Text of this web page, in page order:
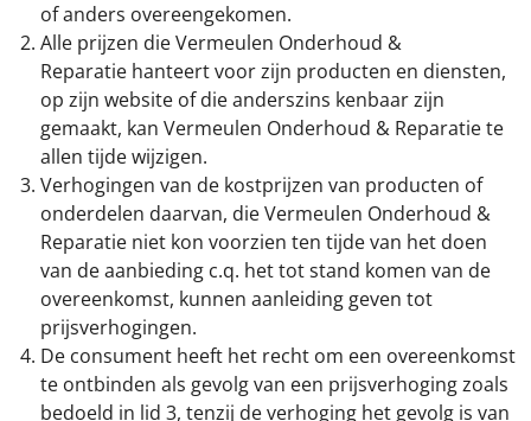
of anders overeengekomen.
Alle prijzen die Vermeulen Onderhoud &
Reparatie hanteert voor zijn producten en diensten,
op zijn website of die anderszins kenbaar zijn
gemaakt, kan Vermeulen Onderhoud & Reparatie te
allen tijde wijzigen.
Verhogingen van de kostprijzen van producten of
onderdelen daarvan, die Vermeulen Onderhoud &
Reparatie niet kon voorzien ten tijde van het doen
van de aanbieding c.q. het tot stand komen van de
overeenkomst, kunnen aanleiding geven tot
prijsverhogingen.
De consument heeft het recht om een overeenkomst
te ontbinden als gevolg van een prijsverhoging zoals
bedoeld in lid 3, tenzij de verhoging het gevolg is van